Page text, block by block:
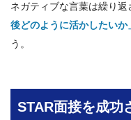
ネガティブな言葉は繰り返
後どのように活かしたいか
う。
STAR面接を成功